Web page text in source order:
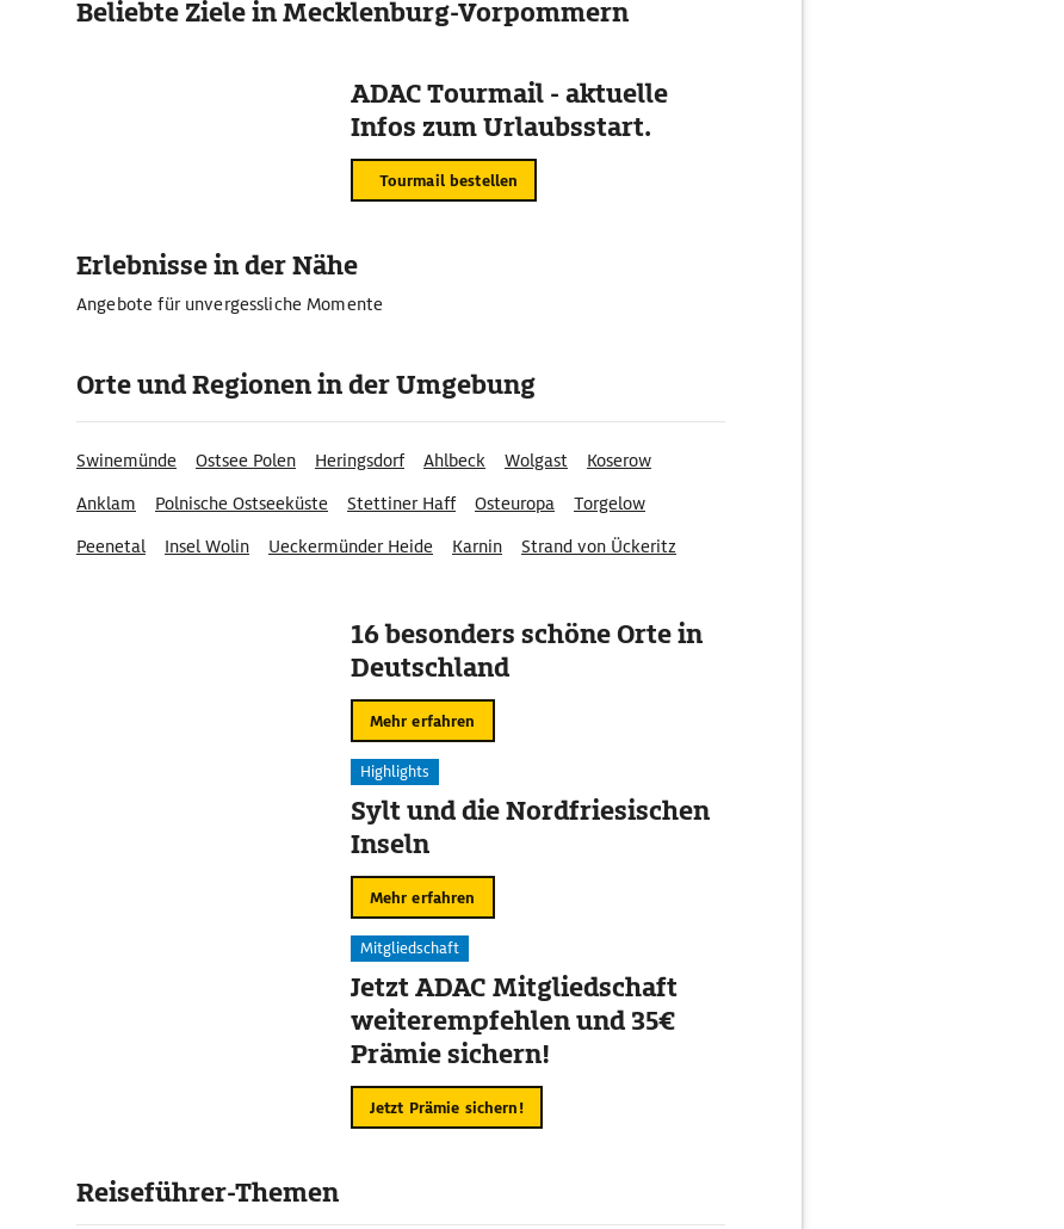
Beliebte Ziele in Mecklenburg-Vorpommern
ADAC Tourmail - aktuelle
Infos zum Urlaubsstart.
Tourmail bestellen
Erlebnisse in der Nähe
Angebote für unvergessliche Momente
Orte und Regionen in der Umgebung
Swinemünde Ostsee Polen Heringsdorf Ahlbeck Wolgast
Koserow
Anklam
Polnische Ostseeküste Stettiner Haff Osteuropa
Torgelow
Peenetal
Insel Wolin Ueckermünder Heide Karnin Strand von Ückeritz
16 besonders schöne Orte in
Deutschland
Mehr erfahren
Highlights
Sylt und die Nordfriesischen
Inseln
Mehr erfahren
Mitgliedschaft
Jetzt ADAC Mitgliedschaft
weiterempfehlen und 35€
Prämie sichern!
Jetzt Prämie sichern!
Reiseführer-Themen